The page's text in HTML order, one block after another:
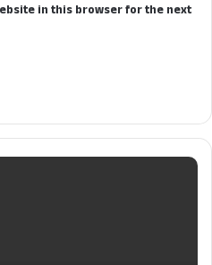
in this browser for the next